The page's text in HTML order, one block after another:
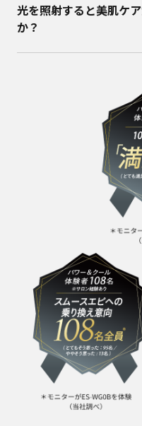
光を照射すると美肌ケ
か？